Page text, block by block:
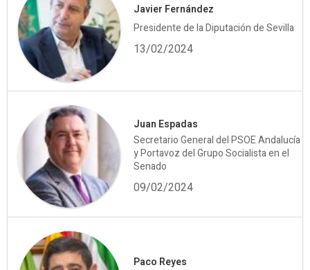
Javier Fernández
Presidente de la Diputación de Sevilla
13/02/2024
Juan Espadas
Secretario General del PSOE Andalucía
y Portavoz del Grupo Socialista en el
Senado
09/02/2024
Paco Reyes